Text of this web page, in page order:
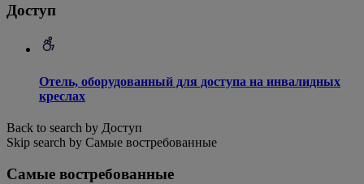
Доступ
Отель, оборудованный для доступа на инвалидных
креслах
Back to search by Доступ
Skip search by Самые востребованные
Самые востребованные